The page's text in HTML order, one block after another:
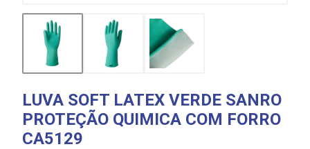
LUVA SOFT LATEX VERDE SANRO
PROTEÇÃO QUIMICA COM FORRO
CA5129